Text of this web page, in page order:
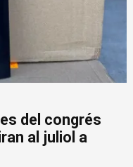
del congrés
al juliol a